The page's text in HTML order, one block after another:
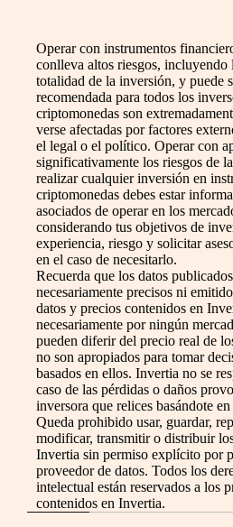
Operar con instrumentos
conlleva altos riesgos, incluyendo
totalidad de la inversión, y puede
recomendada para todos los
criptomonedas son
verse afectadas por factores
el legal o el político. Operar con
significativamente los riesgos de
realizar cualquier inversión en
criptomonedas debes estar
asociados de operar en los
considerando tus objetivos de
experiencia, riesgo y solicitar
en el caso de necesitarlo.
Recuerda que los datos
necesariamente precisos ni
datos y precios contenidos en
necesariamente por ningún
pueden diferir del precio real de
no son apropiados para tomar
basados en ellos. Invertia no se
caso de las pérdidas o daños
inversora que relices basándote
Queda prohibido usar, guardar,
modificar, transmitir o distribuir
Invertia sin permiso explícito por
proveedor de datos. Todos los
intelectual están reservados a los
contenidos en Invertia.